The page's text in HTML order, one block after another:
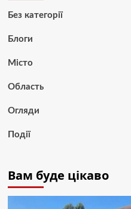
Без категорії
Блоги
Місто
Область
Огляди
Події
Вам буде цікаво